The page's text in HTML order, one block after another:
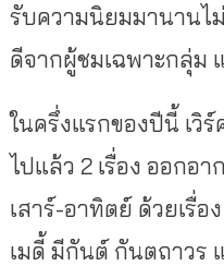
รับความนิยมมานานไ
ดีจากผู้ชมเฉพาะกลุ่ม
ในครึ่งแรกของปีนี้ เวิ
ไปแล้ว 2 เรื่อง ออกอ
เสาร์-อาทิตย์ ด้วยเรื่
เมดี้ มีกันต์ กันตถาวร